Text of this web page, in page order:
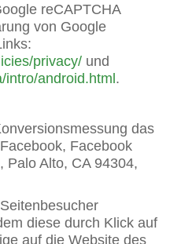
reCAPTCHA
von Google
privacy/ und
intro/android.html.
das
Facebook
Palo Alto, CA 94304,
diese durch Klick auf
auf die Website des